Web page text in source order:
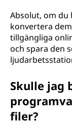
Absolut, om
konvertera
tillgängliga
och spara den
Skulle jag
filer?